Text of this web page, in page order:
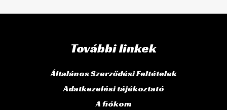
További linkek
Általános Szerződési Feltételek
Adatkezelési tájékoztató
A fiókom